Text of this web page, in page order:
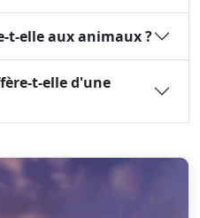
t-elle aux animaux ?
t-elle d'une